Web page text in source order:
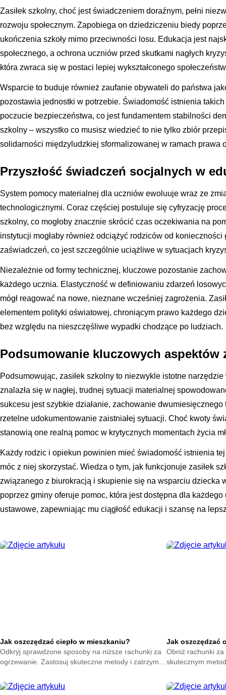
Zasiłek szkolny, choć jest świadczeniem doraźnym, pełni
rozwoju społecznym. Zapobiega on dziedziczeniu biedy
ukończenia szkoły mimo przeciwności losu. Edukacja jest
społecznego, a ochrona uczniów przed skutkami nagłych
która zwraca się w postaci lepiej wykształconego
Wsparcie to buduje również zaufanie obywateli do państwa
pozostawia jednostki w potrzebie. Świadomość istnienia
poczucie bezpieczeństwa, co jest fundamentem stabilności
szkolny – wszystko co musisz wiedzieć to nie tylko zbiór
solidarności międzyludzkiej sformalizowanej w ramach prawa
Przyszłość świadczeń socjalnych w
System pomocy materialnej dla uczniów ewoluuje wraz ze
technologicznymi. Coraz częściej postuluje się cyfryzację
szkolny, co mogłoby znacznie skrócić czas oczekiwania na
instytucji mogłaby również odciążyć rodziców od
zaświadczeń, co jest szczególnie uciążliwe w sytuacjach
Niezależnie od formy technicznej, kluczowe pozostanie
każdego ucznia. Elastyczność w definiowaniu zdarzeń
mógł reagować na nowe, nieznane wcześniej zagrożenia.
elementem polityki oświatowej, chroniącym prawo każdego
bez względu na nieszczęśliwe wypadki chodzące po ludziach.
Podsumowanie kluczowych aspektów
Podsumowując, zasiłek szkolny to niezwykle istotne
znalazła się w nagłej, trudnej sytuacji materialnej
sukcesu jest szybkie działanie, zachowanie dwumiesięcznego
rzetelne udokumentowanie zaistniałej sytuacji. Choć kwoty
stanowią one realną pomoc w krytycznych momentach życia
Każdy rodzic i opiekun powinien mieć świadomość istnienia
móc z niej skorzystać. Wiedza o tym, jak funkcjonuje zasiłek
związanego z biurokracją i skupienie się na wsparciu dziecka
poprzez gminy oferuje pomoc, która jest dostępna dla
ustawowe, zapewniając mu ciągłość edukacji i szansę na
Jak oszczędzać ciepło w mieszkaniu?
Odkryj sprawdzone sposoby na niższe rachunki za
ogrzewanie. Zastosuj skuteczne metody i zatrzymaj
Jak oszczędzać
Obniż rachunki
skutecznym
oszczędzać już